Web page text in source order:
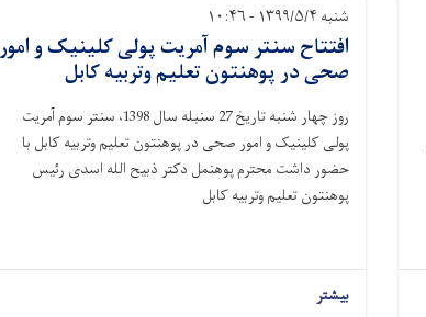
شنبه ۱۳۹۹/۵/۴ - ۱۰:۴۶
افتتاح سنتر سوم آمریت پولی کلینیک و امور
صحی در پوهنتون تعلیم وتربیه کابل
روز چهار شنبه تاریخ 27 سنبله سال 1398، سنتر سوم آمریت
پولی کلینیک و امور صحی در پوهنتون تعلیم وتربیه کابل با
حضور داشت محترم پوهنمل دکتر ذبیح الله اسدی رئیس
پوهنتون تعلیم وتربیه کابل
بیشتر